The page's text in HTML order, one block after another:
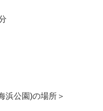
浜公園)の場所＞